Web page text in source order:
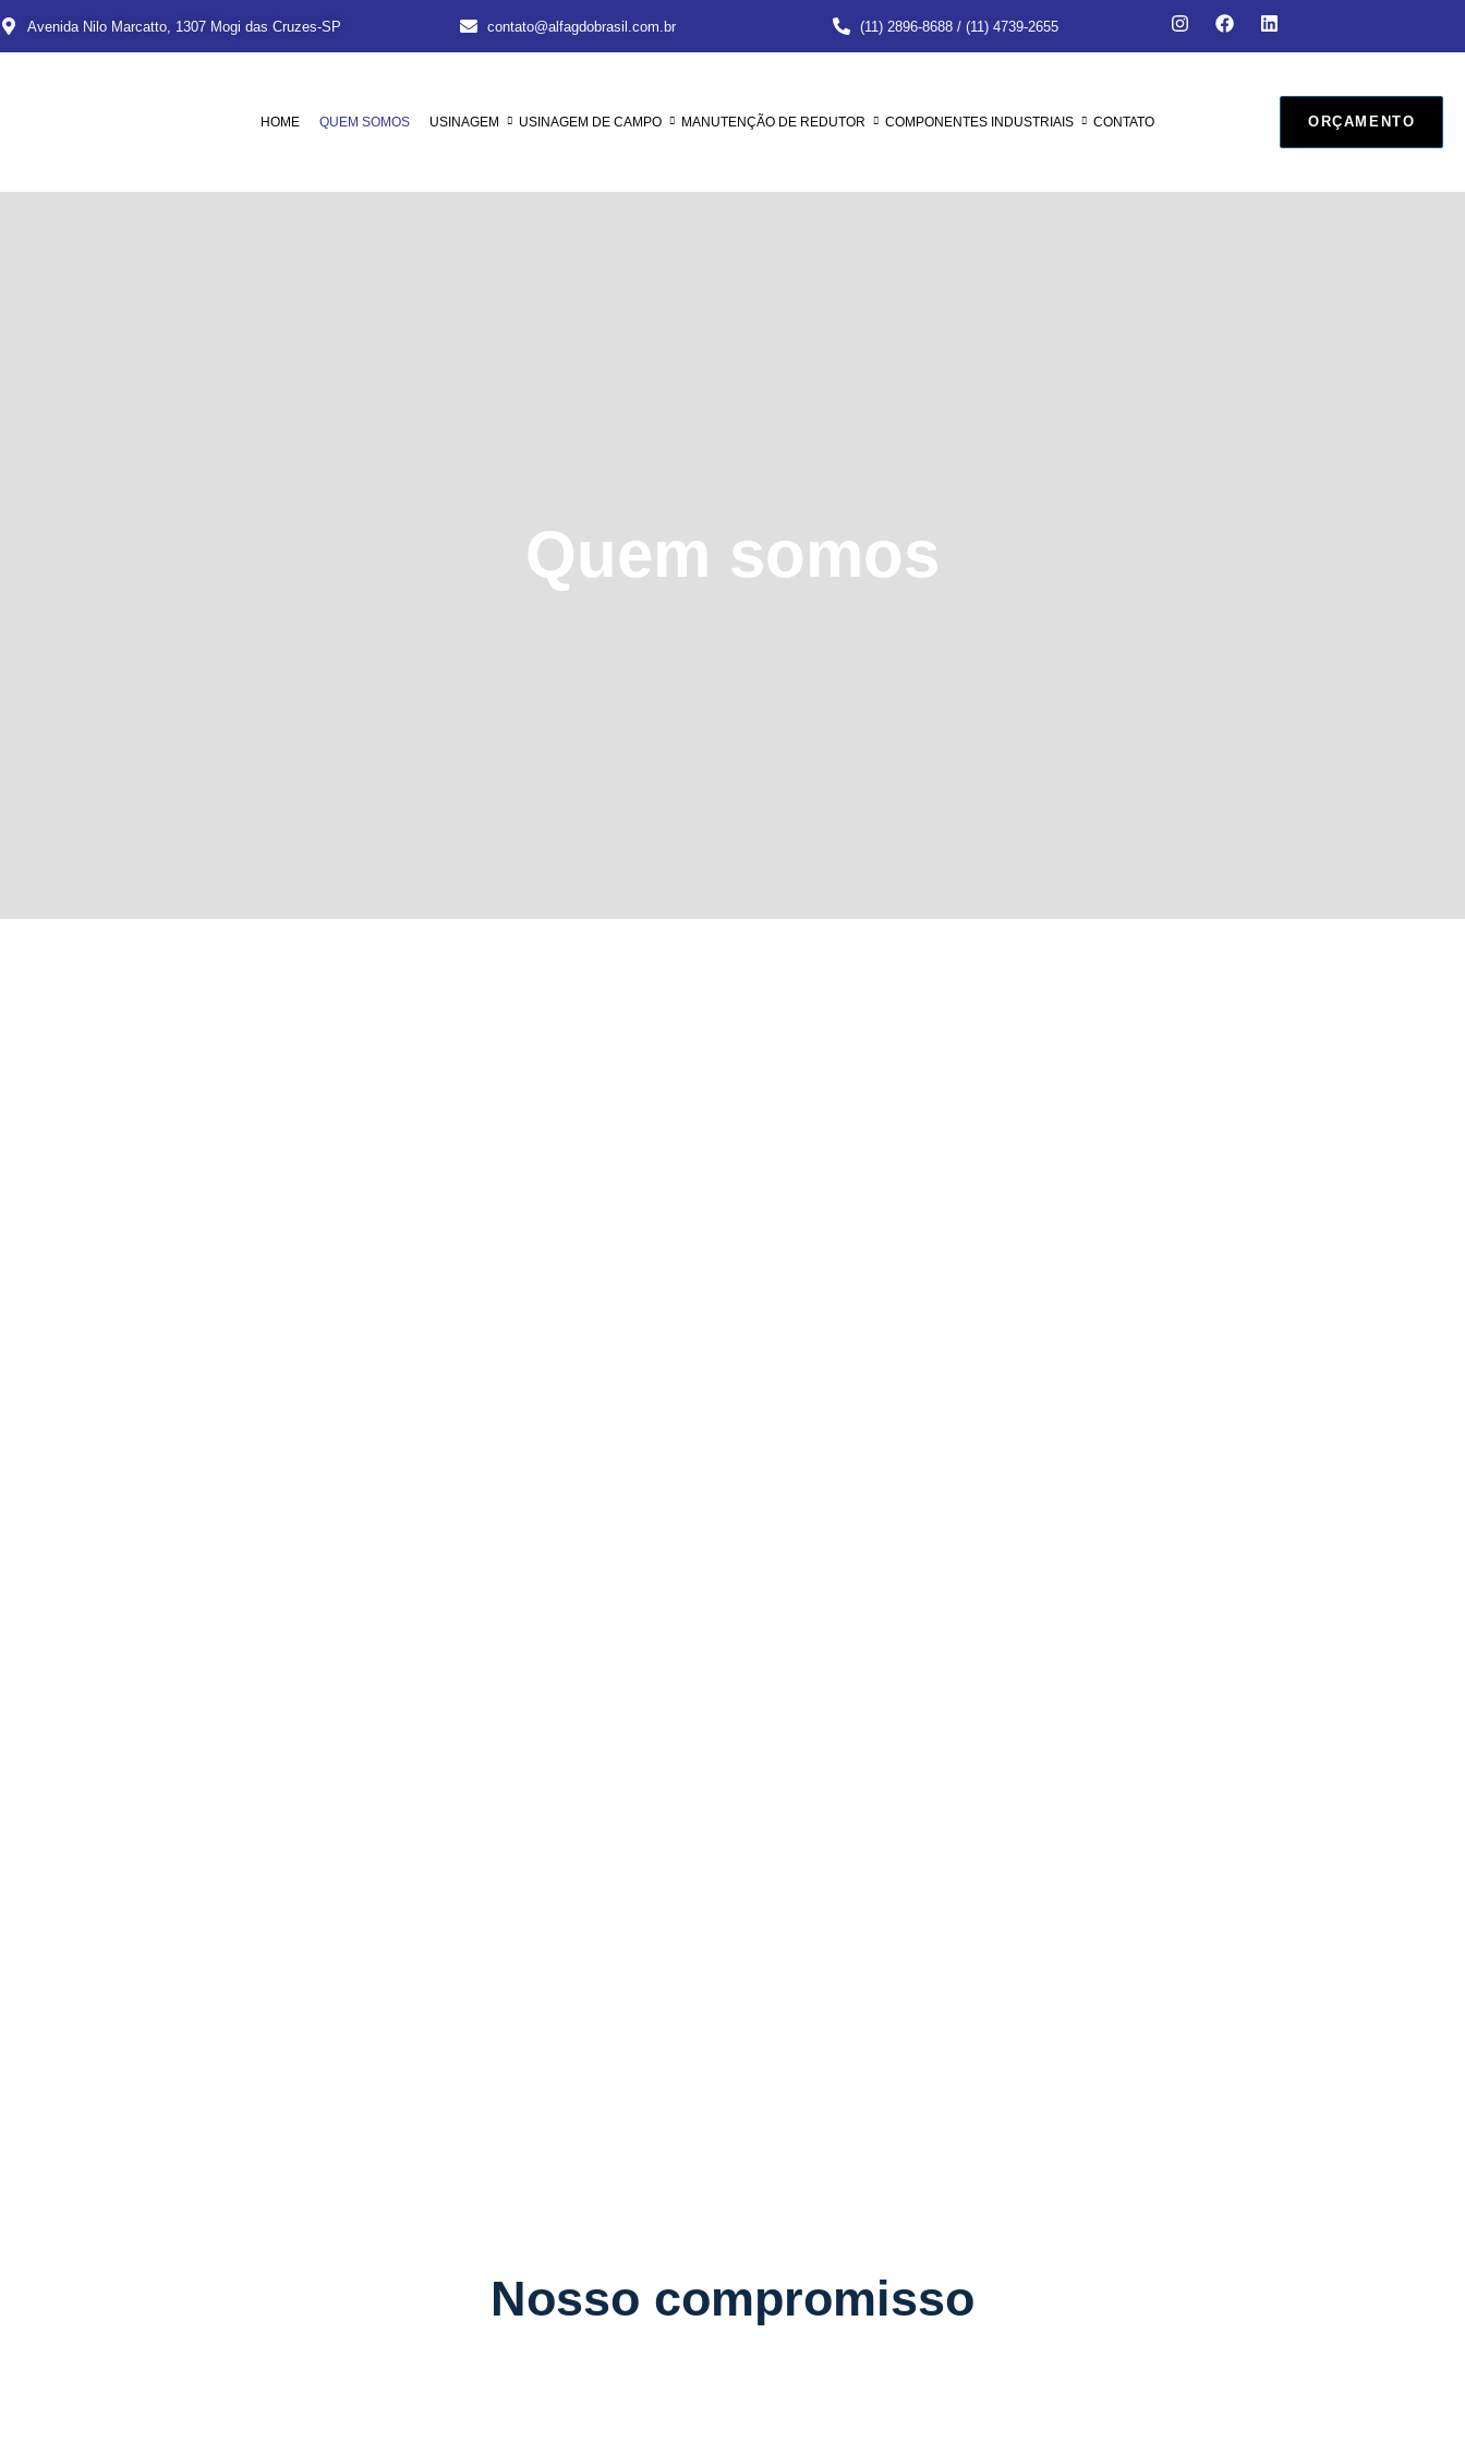
Avenida Nilo Marcatto, 1307 Mogi das Cruzes-SP contato@alfagdobrasil.com.br (11) 2896-8688 / (11) 4739-2655
HOME QUEM SOMOS USINAGEM USINAGEM DE CAMPO MANUTENÇÃO DE REDUTOR COMPONENTES INDUSTRIAIS CONTATO ORÇAMENTO
Quem somos
Nosso compromisso